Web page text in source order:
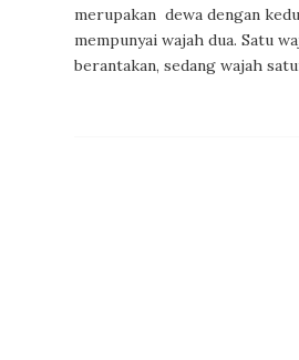
merupakan dewa dengan
mempunyai wajah dua. Satu
berantakan, sedang wajah